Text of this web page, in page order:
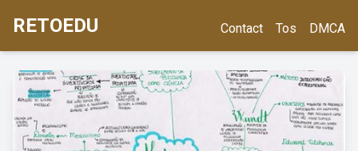
RETOEDU Contact Tos DMCA